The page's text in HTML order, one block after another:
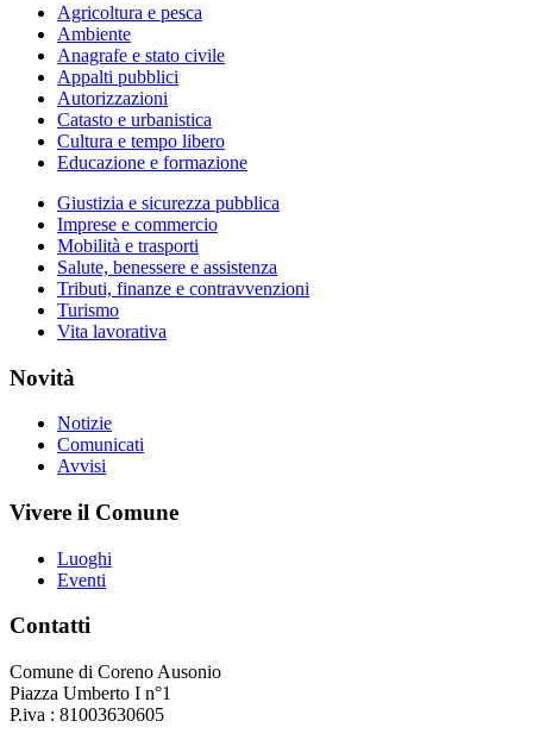
Agricoltura e pesca
Ambiente
Anagrafe e stato civile
Appalti pubblici
Autorizzazioni
Catasto e urbanistica
Cultura e tempo libero
Educazione e formazione
Giustizia e sicurezza pubblica
Imprese e commercio
Mobilità e trasporti
Salute, benessere e assistenza
Tributi, finanze e contravvenzioni
Turismo
Vita lavorativa
Novità
Notizie
Comunicati
Avvisi
Vivere il Comune
Luoghi
Eventi
Contatti
Comune di Coreno Ausonio
Piazza Umberto I n°1
P.iva : 81003630605